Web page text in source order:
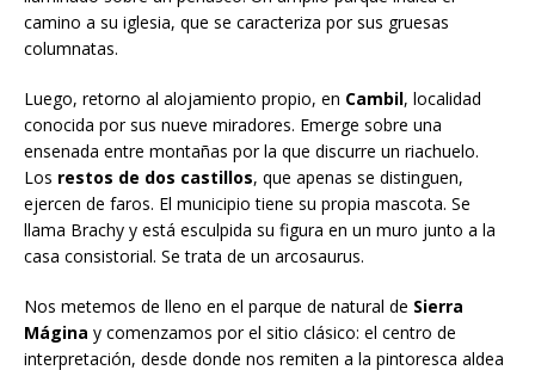
camino a su iglesia, que se caracteriza por sus gruesas
columnatas.
Luego, retorno al alojamiento propio, en Cambil, localidad
conocida por sus nueve miradores. Emerge sobre una
ensenada entre montañas por la que discurre un riachuelo.
Los restos de dos castillos, que apenas se distinguen,
ejercen de faros. El municipio tiene su propia mascota. Se
llama Brachy y está esculpida su figura en un muro junto a la
casa consistorial. Se trata de un arcosaurus.
Nos metemos de lleno en el parque de natural de Sierra
Mágina y comenzamos por el sitio clásico: el centro de
interpretación, desde donde nos remiten a la pintoresca aldea